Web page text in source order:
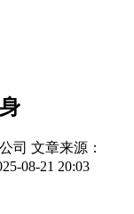
司 文章来源：
08-21 20:03